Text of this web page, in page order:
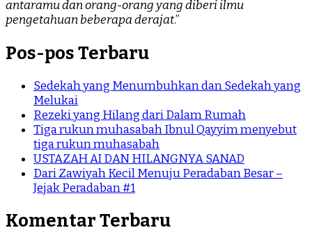
antaramu dan orang-orang yang diberi ilmu
pengetahuan beberapa derajat.”
Pos-pos Terbaru
Sedekah yang Menumbuhkan dan Sedekah yang
Melukai
Rezeki yang Hilang dari Dalam Rumah
Tiga rukun muhasabah Ibnul Qayyim menyebut
tiga rukun muhasabah
USTAZAH AI DAN HILANGNYA SANAD
Dari Zawiyah Kecil Menuju Peradaban Besar –
Jejak Peradaban #1
Komentar Terbaru